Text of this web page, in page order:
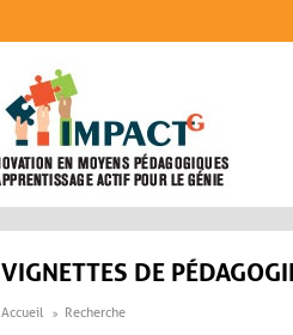
VIGNETTES DE
Accueil Recherche